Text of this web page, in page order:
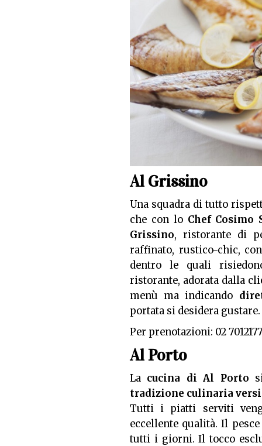
Al Grissino
Una squadra di tutto
che con loChef Cosimo
Grissino, ristorante di
raffinato, rustico-chic,
dentro le quali
ristorante, adorata dalla
menù ma indicando
portata si desidera gustare.
Per prenotazioni: 02
Al Porto
La cucina di Al Porto
tradizione culinaria
Tutti i piatti serviti
eccellente qualità. Il
tutti i giorni. Il tocco